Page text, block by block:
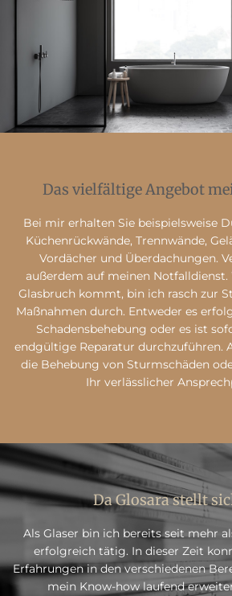
Das vielfältige Angebot
Bei mir erhalten Sie beispielsweise
Küchenrückwände, Trennwände,
Vordächer und Überdachungen.
außerdem auf meinen Notfalldienst.
Glasbruch kommt, bin ich rasch zur
Maßnahmen durch. Entweder es
Schadensbehebung oder es ist
endgültige Reparatur durchzuführen.
die Behebung von Sturmschäden
Ihr verlässlicher
Da Glosara stellt
Als Glaser bin ich bereits seit mehr
erfolgreich tätig. In dieser Zeit
Erfahrungen in den verschiedenen
mein Know-how laufend